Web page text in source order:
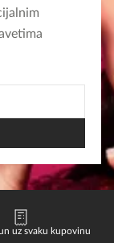
uz svaku kupovinu